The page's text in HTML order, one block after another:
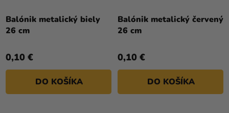
Balónik metalický biely
26 cm
hodnotenie
produktu
5
hviezdičiek.
0,10 €
DO KOŠÍKA
Balónik metalický červený
26 cm
0,10 €
DO KOŠÍKA